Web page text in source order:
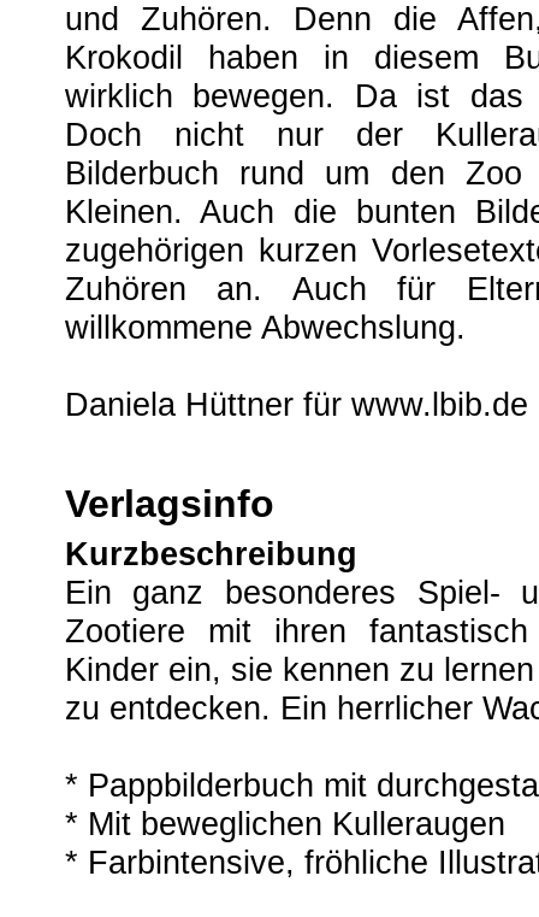
und Zuhören. Denn die
Krokodil haben in diesem
wirklich bewegen. Da ist
Doch nicht nur der
Bilderbuch rund um den
Kleinen. Auch die bunten
zugehörigen kurzen
Zuhören an. Auch für
willkommene Abwechslung.
Daniela Hüttner für www.lbib.de
Verlagsinfo
Kurzbeschreibung
Ein ganz besonderes Spiel-
Zootiere mit ihren
Kinder ein, sie kennen zu
zu entdecken. Ein herrlicher
* Pappbilderbuch mit
* Mit beweglichen Kulleraugen
* Farbintensive, fröhliche